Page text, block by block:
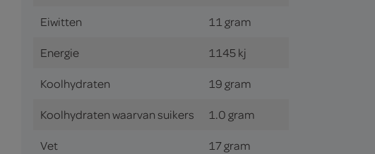
Eiwitten 11 gram
Energie 1145 kj
Koolhydraten 19 gram
Koolhydraten waarvan suikers 1.0 gram
Vet 17 gram